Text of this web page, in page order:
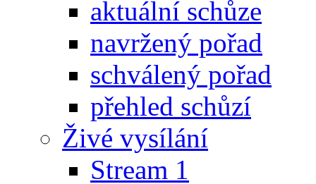
aktuální schůze
navržený pořad
schválený pořad
přehled schůzí
Živé vysílání
Stream 1